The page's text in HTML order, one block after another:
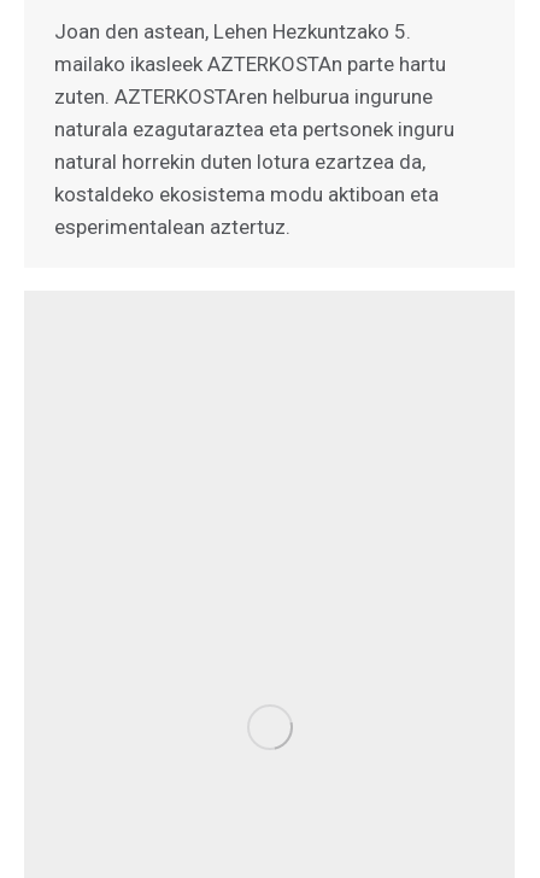
Joan den astean, Lehen Hezkuntzako 5.
mailako ikasleek AZTERKOSTAn parte hartu
zuten. AZTERKOSTAren helburua ingurune
naturala ezagutaraztea eta pertsonek inguru
natural horrekin duten lotura ezartzea da,
kostaldeko ekosistema modu aktiboan eta
esperimentalean aztertuz.